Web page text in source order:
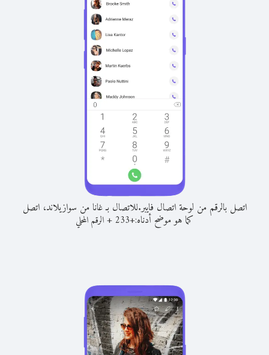
اتصل بالرقم من لوحة اتصال فايبر.للاتصال بـ غانا من سوازيلاند، اتصل
كما هو موضح أدناه:+
233
+الرقم المحلي